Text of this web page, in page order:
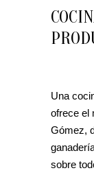
Una
ofrece el
Gómez,
sobre